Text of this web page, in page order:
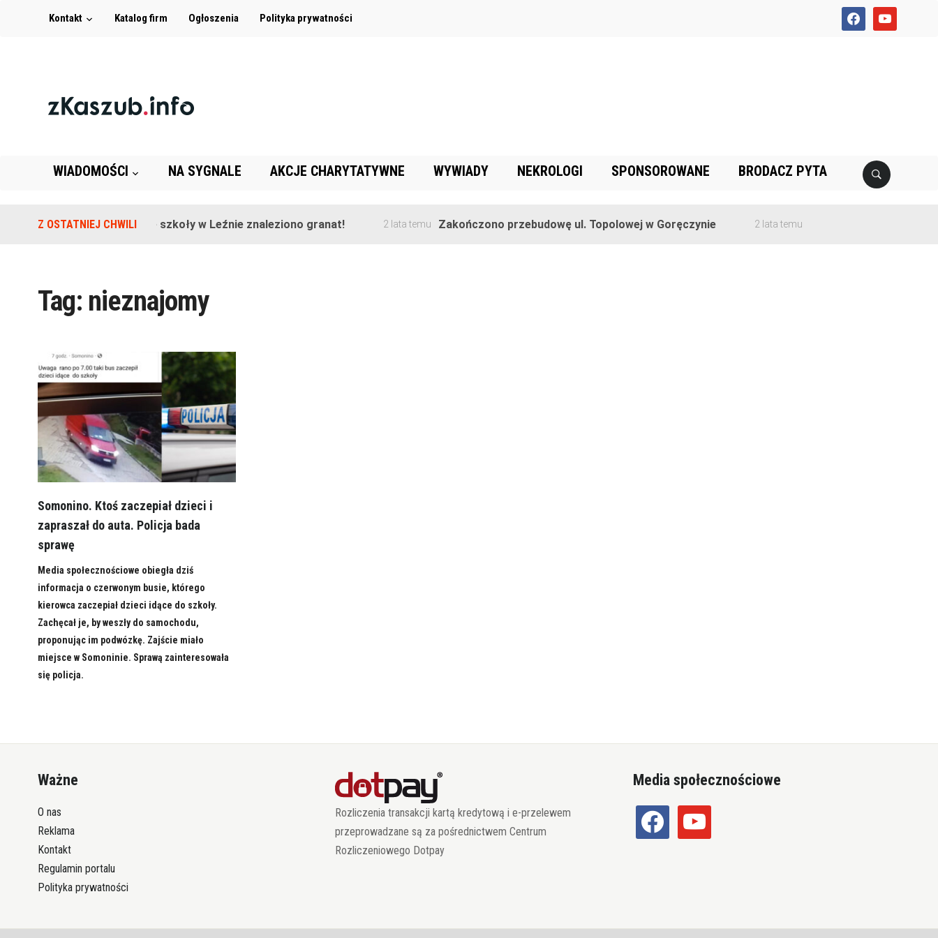
facebookyoutube
Kontakt Katalog firm Ogłoszenia Polityka prywatności
WIADOMOŚCI NA SYGNALE AKCJE CHARYTATYWNE WYWIADY NEKROLOGI SPONSOROWANE BRODACZ PYTA
Z OSTATNIEJ CHWILINa terenie szkoły w Leźnie znaleziono granat! 2 lata temu Zakończono przebudowę ul. Topolowej w Goręczynie 2 lata temu
Tag: nieznajomy
Somonino. Ktoś zaczepiał dzieci i
zapraszał do auta. Policja bada
sprawę
Media społecznościowe obiegła dziś
informacja o czerwonym busie, którego
kierowca zaczepiał dzieci idące do szkoły.
Zachęcał je, by weszły do samochodu,
proponując im podwózkę. Zajście miało
miejsce w Somoninie. Sprawą zainteresowała
się policja.
Ważne
O nas
Reklama
Kontakt
Regulamin portalu
Polityka prywatności
Rozliczenia transakcji kartą kredytową i e-przelewem
przeprowadzane są za pośrednictwem Centrum
Rozliczeniowego Dotpay
Media społecznościowe
facebook youtube